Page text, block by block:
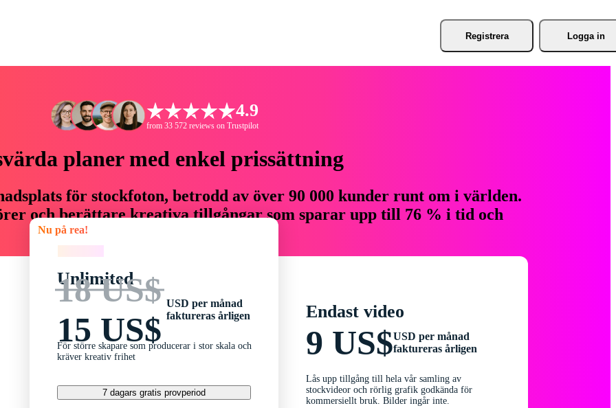
Registrera Logga in
4.9
from 33 572 reviews on Trustpilot
planer med enkel prissättning
för stockfoton, betrodd av över 90 000 kunder runt om i världen.
och berättare kreativa tillgångar som sparar upp till 76 % i tid och
Nu på rea!
Unlimited
18 US$
15 US$
USD per månad
faktureras årligen
För större skapare som producerar i stor skala och
kräver kreativ frihet
7 dagars gratis provperiod
Endast video
9 US$USD per månad
faktureras årligen
Lås upp tillgång till hela vår samling av
stockvideor och rörlig grafik godkända för
kommersiellt bruk. Bilder ingår inte.